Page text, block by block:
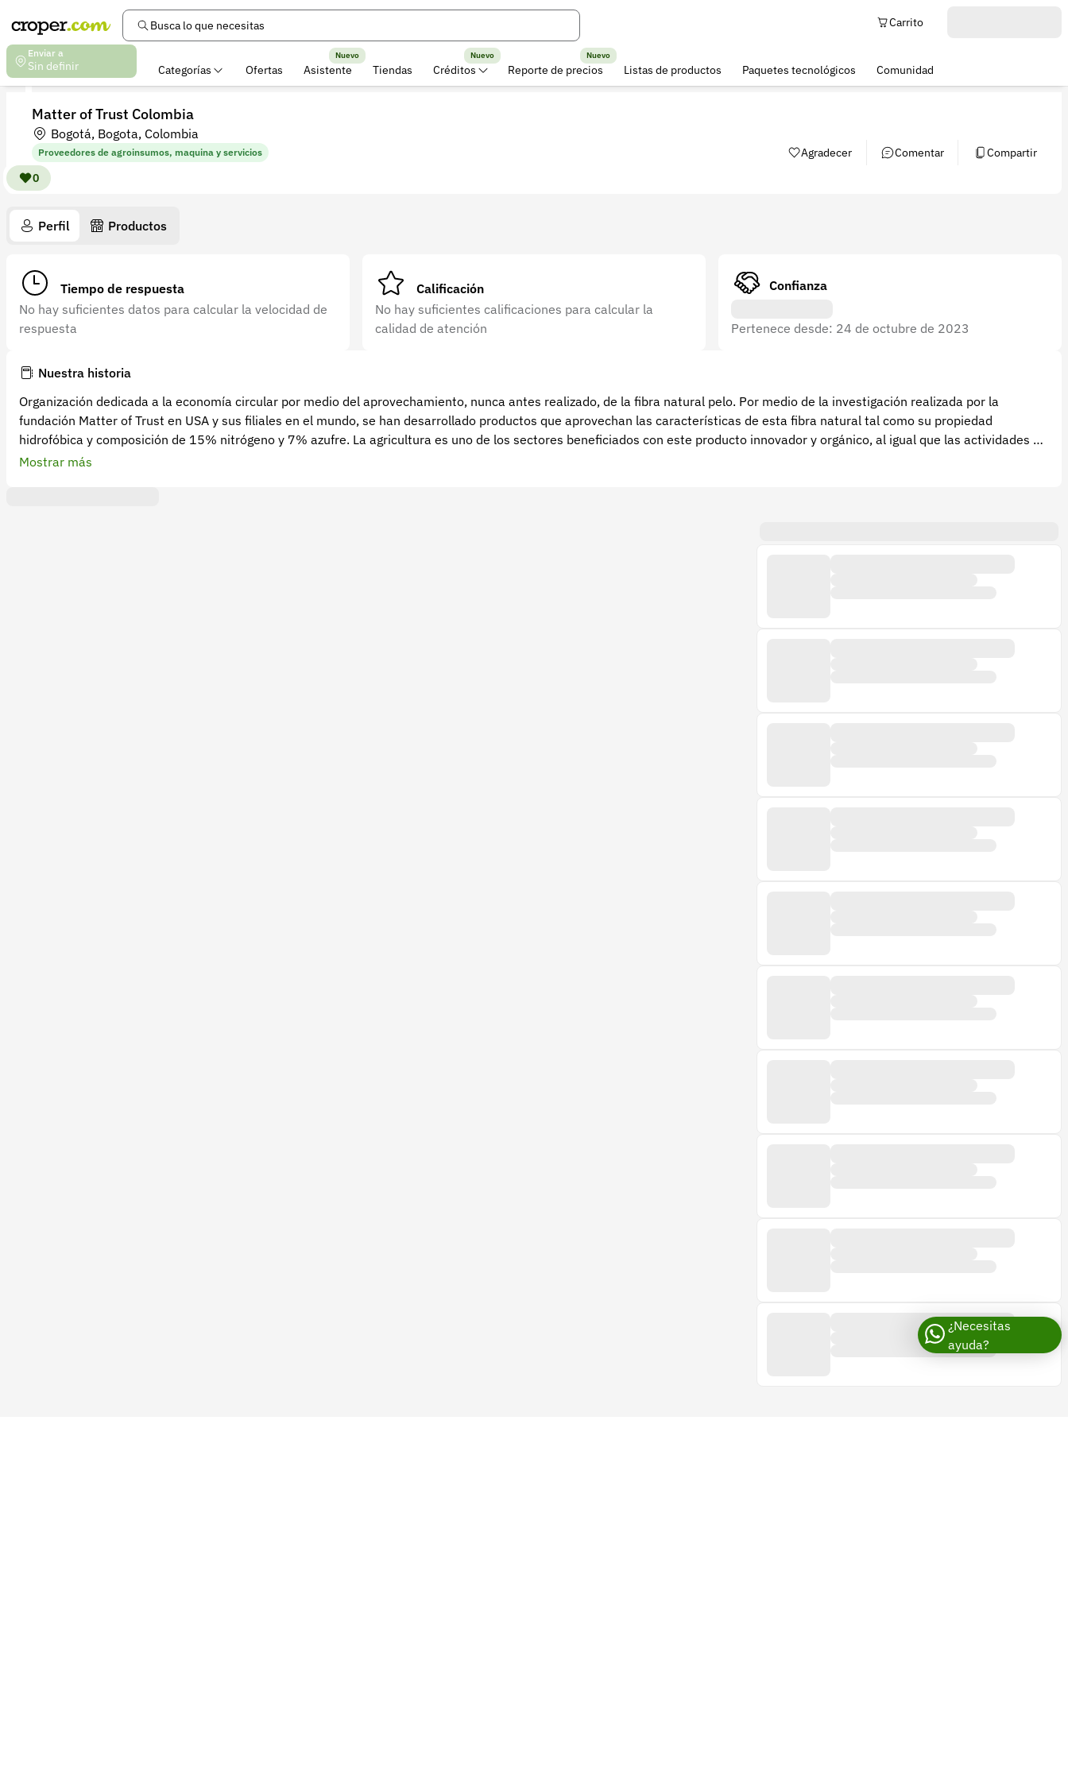
Busca lo que necesitas
Enviar a
Sin definir
Carrito
Categorías Ofertas Asistente
Nuevo
Tiendas Créditos
Nuevo
Reporte de precios
Nuevo
Listas de productos Paquetes tecnológicos Comunidad
0
Matter of Trust Colombia
Bogotá, Bogota, Colombia
Proveedores de agroinsumos, maquina y servicios Agradecer Comentar Compartir
Perfil Productos
Tiempo de respuesta
No hay suficientes datos para calcular la velocidad de
respuesta
Calificación
No hay suficientes calificaciones para calcular la
calidad de atención
Confianza
Pertenece desde: 24 de octubre de 2023
Nuestra historia
Organización dedicada a la economía circular por medio del aprovechamiento, nunca antes realizado, de la fibra natural pelo. Por medio de la investigación realizada por la
fundación Matter of Trust en USA y sus filiales en el mundo, se han desarrollado productos que aprovechan las características de esta fibra natural tal como su propiedad
hidrofóbica y composición de 15% nitrógeno y 7% azufre. La agricultura es uno de los sectores beneficiados con este producto innovador y orgánico, al igual que las actividades de
jardinería y paisajismo. De forma paralelo se han desarrollado productos para la limpieza de derrames de hidrocarburos y retención de aceites y grasas.
Mostrar más
¿Necesitas
ayuda?